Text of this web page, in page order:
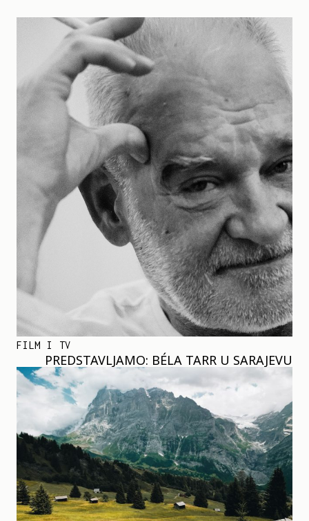
FILM I TV
PREDSTAVLJAMO: BÉLA TARR U SARAJEVU